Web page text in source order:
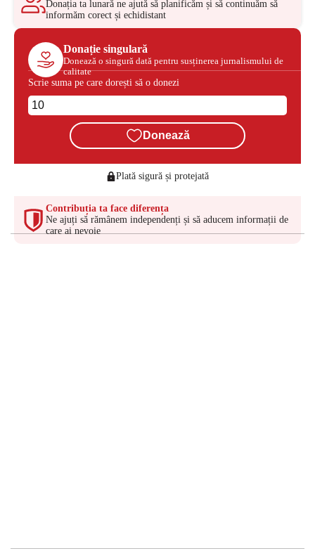
Donația ta lunară ne ajută să planificăm și să continuăm să
informăm corect și echidistant
Donație singulară
Donează o singură dată pentru susținerea jurnalismului de
calitate
Scrie suma pe care dorești să o donezi
Donează
Plată sigură și protejată
Contribuția ta face diferența
Ne ajuți să rămânem independenți și să aducem informații de
care ai nevoie